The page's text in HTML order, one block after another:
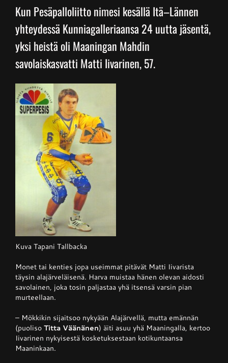
Junnupesis
Fanituotteet
Info
Yhteystiedot
Kun Pesäpalloliitto nimesi kesällä Itä–Lännen
yhteydessä Kunniagalleriaansa 24 uutta jäsentä,
yksi heistä oli Maaningan Mahdin
savolaiskasvatti Matti Iivarinen, 57.
Kuva Tapani Tallbacka
Monet tai kenties jopa useimmat pitävät Matti Iivarista
täysin alajärveläisenä. Harva muistaa hänen olevan aidosti
savolainen, joka tosin paljastaa yhä itsensä varsin pian
murteellaan.
– Mökkikin sijaitsoo nykyään Alajärvellä, mutta emännän
(puoliso Titta Väänänen) äiti asuu yhä Maaningalla, kertoo
Iivarinen nykyisestä kosketuksestaan kotikuntaansa
Maaninkaan.